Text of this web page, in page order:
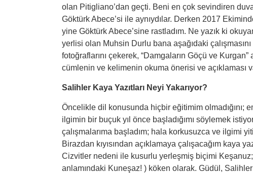
olan Pitigliano’dan geçti. Beni en çok sevindiren
Göktürk Abece’si ile aynıydılar. Derken 2017
yine Göktürk Abece’sine rastladım. Ne yazık ki
yerlisi olan Muhsin Durlu bana aşağıdaki
fotoğraflarını çekerek, “Damgaların Göçü ve Kurgan”
cümlenin ve kelimenin okuma önerisi ve açıklaması
Salihler Kaya Yazıtları Neyi Yakarıyor?
Öncelikle dil konusunda hiçbir eğitimim olmadığını;
ilgimin bir buçuk yıl önce başladığımı söylemek
çalışmalarıma başladım; hala korkusuzca ve ilgimi
Birazdan kıyısından açıklamaya çalışacağım kaya
Cizvitler nedeni ile kusurlu yerleşmiş biçimi
anlamındaki Kuneşaz! ) köken olarak. Güdül,